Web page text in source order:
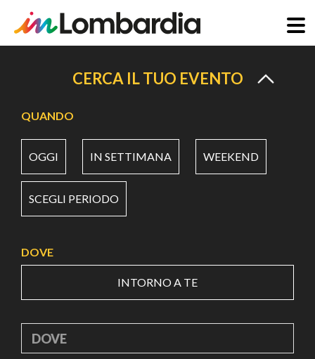
principale
CERCA IL TUO EVENTO
QUANDO
OGGI IN SETTIMANA WEEKEND
SCEGLI PERIODO
DOVE
INTORNO A TE
DOVE